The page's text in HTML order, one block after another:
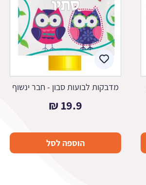
מדבקות לבועות סבון - חבר ינשוף
19.9
₪
הוספה לסל